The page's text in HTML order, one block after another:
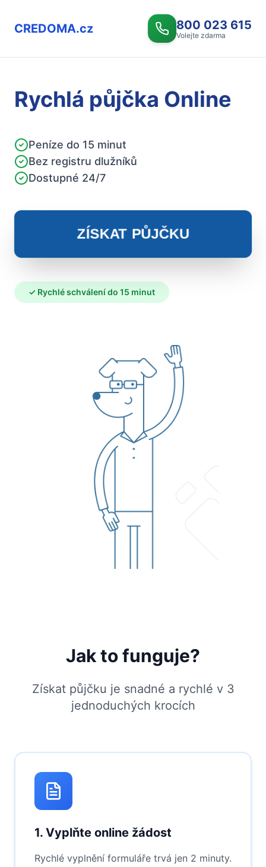
CREDOMA.cz 800 023 615
Volejte zdarma
Rychlá půjčka Online
Peníze do 15 minut
Bez registru dlužníků
Dostupné 24/7
ZÍSKAT PŮJČKU
✓ Rychlé schválení do 15 minut
Jak to funguje?
Získat půjčku je snadné a rychlé v 3
jednoduchých krocích
1. Vyplňte online žádost
Rychlé vyplnění formuláře trvá jen 2 minuty.